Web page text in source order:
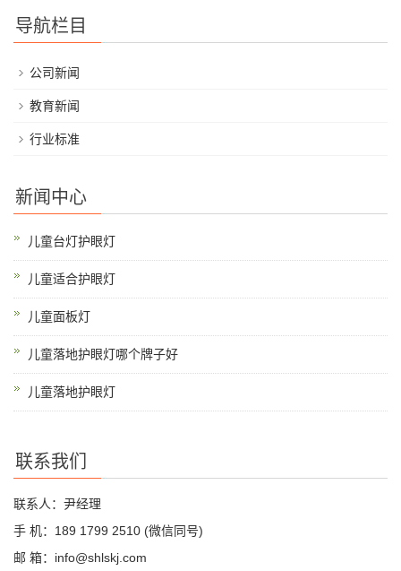
导航栏目
公司新闻
教育新闻
行业标准
新闻中心
儿童台灯护眼灯
儿童适合护眼灯
儿童面板灯
儿童落地护眼灯哪个牌子好
儿童落地护眼灯
联系我们
联系人：尹经理
手 机：189 1799 2510 (微信同号)
邮 箱：info@shlskj.com